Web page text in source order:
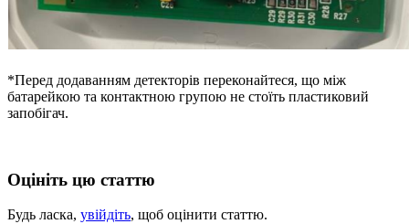
*Перед додаванням детекторів переконайтеся, що між
батарейкою та контактною групою не стоїть пластиковий
запобігач.
Оцініть цю статтю
Будь ласка, увійдіть, щоб оцінити статтю.